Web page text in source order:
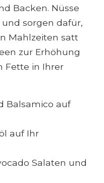
Backen. Nüsse
sorgen dafür,
Mahlzeiten satt
zur Erhöhung
Fette in Ihrer
Balsamico auf
auf Ihr
Salaten und